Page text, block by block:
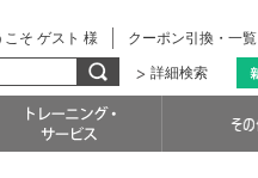
クーポン引換・一覧
こそ ゲスト 様
詳細検索